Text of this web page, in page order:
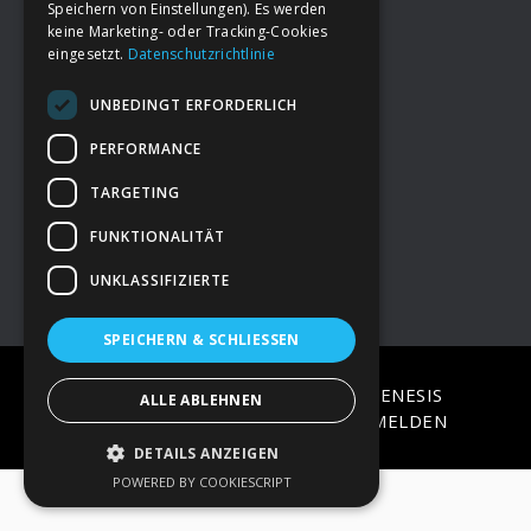
FooterDeine Spende
→ Impressum
→Kontakt zum PAO Team
COPYRIGHT © 2026 · ON
GENESIS
FRAMEWORK·WORDPRESS·ANMELDEN
Speichern von Einstellungen). Es werden
keine Marketing- oder Tracking-Cookies
eingesetzt. Datenschutzrichtlinie
UNBEDINGT ERFORDERLICH
PERFORMANCE
TARGETING
FUNKTIONALITÄT
UNKLASSIFIZIERTE
SPEICHERN & SCHLIESSEN
ALLE ABLEHNEN
DETAILS ANZEIGEN
POWERED BY COOKIESCRIPT